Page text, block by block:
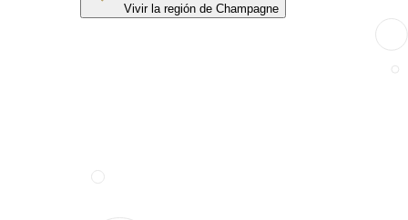
Vivir la región de Champagne